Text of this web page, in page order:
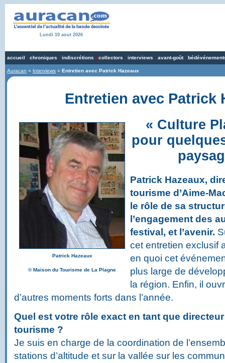
Lundi 10 aout 2026
accueil | chroniques | indiscrétions | collectors | interviews | avant-goût|
Auracan » Interviews » Entretien avec Patrick Hazeaux
Entretien avec Patrick
Patrick Hazeaux
© Maison du Tourisme de La Plagne
« Culture
pour
Patrick Hazeaux,
tourisme d’Aime-
le rôle de sa
l’engagement des
festival, et l’avenir.
cet entretien exclusif
en quoi cet
plus large de
la région. Enfin, il
d’autres moments forts dans l’année.
Quel est votre rôle exact en tant que
tourisme ?
Je suis en charge de la coordination de
stations d’altitude et sur la vallée sur les